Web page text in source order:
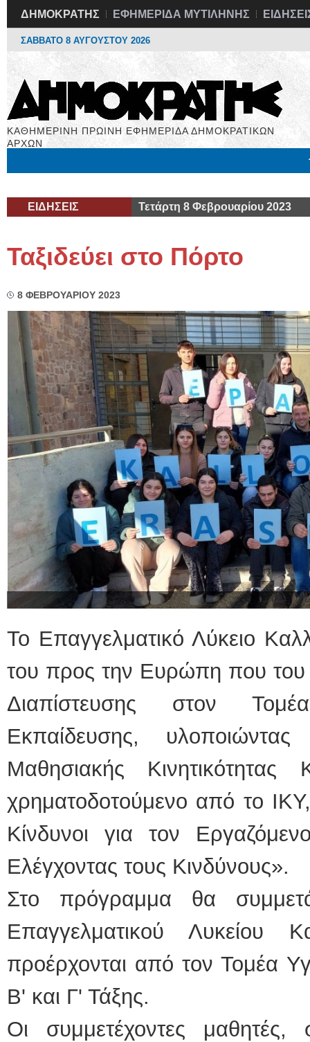
ΔΗΜΟΚΡΑΤΗΣ ΕΦΗΜΕΡΙΔΑ ΜΥΤΙΛΗΝΗΣ
ΣΑΒΒΑΤΟ 8 ΑΥΓΟΥΣΤΟΥ 2026
ΚΑΘΗΜΕΡΙΝΗ ΠΡΩΙΝΗ ΕΦΗΜΕΡΙΔΑ ΔΗΜΟΚΡΑΤΙΚΩΝ
ΑΡΧΩΝ
ΕΙΔΗΣΕΙΣ Τετάρτη 8 Φεβρουαρίου 2023
Ταξιδεύει στο Πόρτο
8 ΦΕΒΡΟΥΑΡΙΟΥ 2023
Το Επαγγελματικό Λύκειο
του προς την Ευρώπη που του
Διαπίστευσης στον
Εκπαίδευσης,
Μαθησιακής
χρηματοδοτούμενο από το ΙΚΥ,
Κίνδυνοι για τον
Ελέγχοντας τους Κινδύνους».
Στο πρόγραμμα θα
Επαγγελματικού Λυκείου
προέρχονται από τον Τομέα
Β' και Γ' Τάξης.
Οι συμμετέχοντες μαθητές,
Δοκιμασία
υπέρηχος
Μυτιλήνη
Γέρα:Παπάδος
Φυσικοθεραπεύτρια
Σταυρουλάκη-
Πτυχιούχος
Σύμβαση με
Ασκληπιού 39
Μυτιλήνη